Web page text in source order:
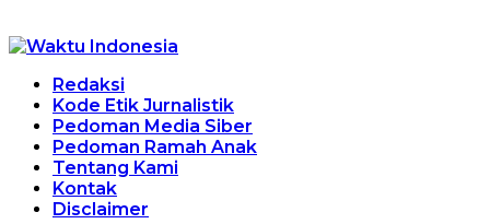
Redaksi
Kode Etik Jurnalistik
Pedoman Media Siber
Pedoman Ramah Anak
Tentang Kami
Kontak
Disclaimer